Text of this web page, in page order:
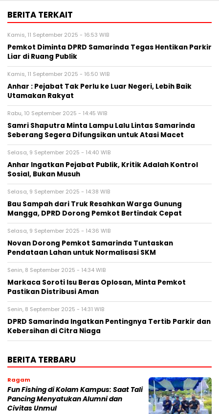
BERITA TERKAIT
Kamis, 11 September 2025 - 16:53 WIB
Pemkot Diminta DPRD Samarinda Tegas Hentikan Parkir
Liar di Ruang Publik
Kamis, 11 September 2025 - 16:50 WIB
Anhar : Pejabat Tak Perlu ke Luar Negeri, Lebih Baik
Utamakan Rakyat
Rabu, 10 September 2025 - 14:45 WIB
Samri Shaputra Minta Lampu Lalu Lintas Samarinda
Seberang Segera Difungsikan untuk Atasi Macet
Selasa, 9 September 2025 - 14:40 WIB
Anhar Ingatkan Pejabat Publik, Kritik Adalah Kontrol
Sosial, Bukan Musuh
Selasa, 9 September 2025 - 14:38 WIB
Bau Sampah dari Truk Resahkan Warga Gunung
Mangga, DPRD Dorong Pemkot Bertindak Cepat
Selasa, 9 September 2025 - 14:36 WIB
Novan Dorong Pemkot Samarinda Tuntaskan
Pendataan Lahan untuk Normalisasi SKM
Senin, 8 September 2025 - 14:34 WIB
Markaca Soroti Isu Beras Oplosan, Minta Pemkot
Pastikan Distribusi Aman
Senin, 8 September 2025 - 14:31 WIB
DPRD Samarinda Ingatkan Pentingnya Tertib Parkir dan
Kebersihan di Citra Niaga
BERITA TERBARU
Ragam
Fun Fishing di Kolam Kampus: Saat Tali
Pancing Menyatukan Alumni dan
Civitas Unmul